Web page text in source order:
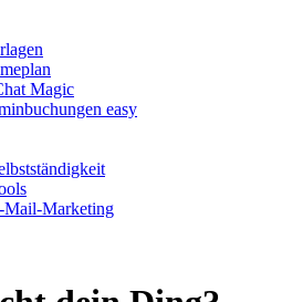
Magic
easy
Mail-Marketing